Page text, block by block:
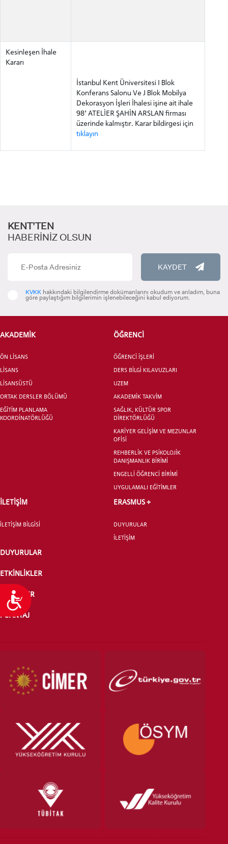
Ulaşılabilirlik
ADAY ÖĞRENCİ
INTERNATIONAL
LİSANS ADAY ÖĞRENCİ
YATAY GEÇİŞ
Kesinleşen İhale
Kararı
İstanbul Kent Üniversitesi I Blok
Konferans Salonu Ve J Blok Mobilya
Dekorasyon İşleri İhalesi işine ait ihale
98’ ATELİER ŞAHİN ARSLAN firması
üzerinde kalmıştır. Karar bildirgesi için
tıklayın
KENT’TEN
HABERİNİZ OLSUN
KAYDET
KVKK hakkındaki bilgilendirme dokümanlarını okudum ve anladım, buna
göre paylaştığım bilgilerimin işlenebileceğini kabul ediyorum.
AKADEMİK
ÖN LİSANS
LİSANS
LİSANSÜSTÜ
ORTAK DERSLER BÖLÜMÜ
EĞİTİM PLANLAMA
KOORDİNATÖRLÜĞÜ
ÖĞRENCİ
ÖĞRENCİ İŞLERİ
DERS BİLGİ KILAVUZLARI
UZEM
AKADEMİK TAKVİM
SAĞLIK, KÜLTÜR SPOR
DİREKTÖRLÜĞÜ
KARİYER GELİŞİM VE MEZUNLAR
OFİSİ
REHBERLİK VE PSİKOLOJİK
DANIŞMANLIK BİRİMİ
ENGELLİ ÖĞRENCİ BİRİMİ
UYGULAMALI EĞİTİMLER
İLETİŞİM
İLETİŞİM BİLGİSİ
ERASMUS +
DUYURULAR
İLETİŞİM
DUYURULAR
ETKİNLİKLER
HABERLER
PUANTAJ